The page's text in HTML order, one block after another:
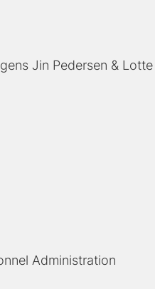
Jin Pedersen
Administration